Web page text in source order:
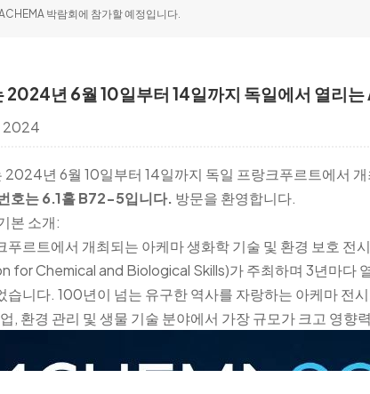
박람회에 참가할 예정입니다.
2024년 6월 10일부터 14일까지 독일에서 열리
2024
2024년 6월 10일부터 14일까지 독일 프랑크푸르트에서
호는 6.1홀 B72-5입니다. 방문을 환영합니다.
본 소개:
푸르트에서 개최되는 아케마 생화학 기술 및 환경 보호
for Chemical and Biological Skills)가 주최하며 3년마다
습니다. 100년이 넘는 유구한 역사를 자랑하는 아케마 전
, 환경 관리 및 생물 기술 분야에서 가장 규모가 크고 영향